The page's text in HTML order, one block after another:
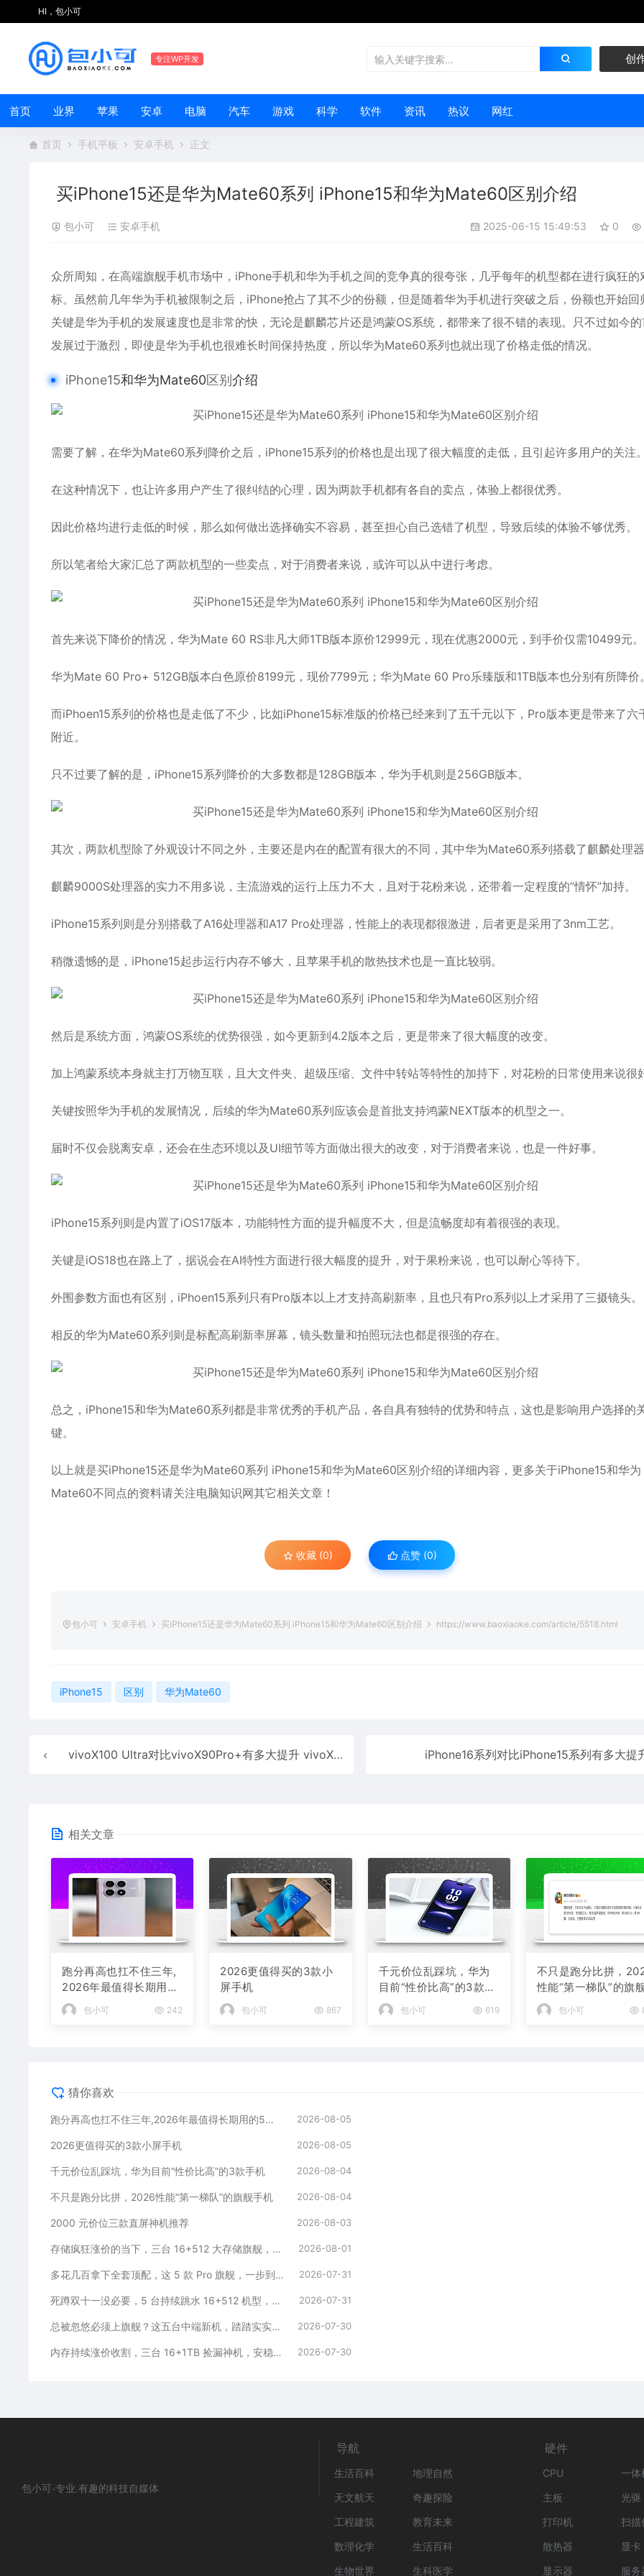
HI，包小可
专注WP开发 创
首页 业界 苹果 安卓 电脑 汽车 游戏 科学 软件 资讯 热议 网红
首页 手机平板 安卓手机 正文
买iPhone15还是华为Mate60系列 iPhone15和华为Mate60区别介绍
包小可 安卓手机 2025-06-15 15:49:53 0
众所周知，在高端旗舰手机市场中，iPhone手机和华为手机之间的竞争真的很夸张，几乎每年的机型都在进行疯狂的
标。虽然前几年华为手机被限制之后，iPhone抢占了其不少的份额，但是随着华为手机进行突破之后，份额也开始回
关键是华为手机的发展速度也是非常的快，无论是麒麟芯片还是鸿蒙OS系统，都带来了很不错的表现。只不过如今
发展过于激烈，即使是华为手机也很难长时间保持热度，所以华为Mate60系列也就出现了价格走低的情况。
iPhone15和华为Mate60区别介绍
需要了解，在华为Mate60系列降价之后，iPhone15系列的价格也是出现了很大幅度的走低，且引起许多用户的关注
在这种情况下，也让许多用户产生了很纠结的心理，因为两款手机都有各自的卖点，体验上都很优秀。
因此价格均进行走低的时候，那么如何做出选择确实不容易，甚至担心自己选错了机型，导致后续的体验不够优秀。
所以笔者给大家汇总了两款机型的一些卖点，对于消费者来说，或许可以从中进行考虑。
首先来说下降价的情况，华为Mate 60 RS非凡大师1TB版本原价12999元，现在优惠2000元，到手价仅需10499元。
华为Mate 60 Pro+ 512GB版本白色原价8199元，现价7799元；华为Mate 60 Pro乐臻版和1TB版本也分别有所降价
而iPhoen15系列的价格也是走低了不少，比如iPhone15标准版的价格已经来到了五千元以下，Pro版本更是带来了六
附近。
只不过要了解的是，iPhone15系列降价的大多数都是128GB版本，华为手机则是256GB版本。
其次，两款机型除了外观设计不同之外，主要还是内在的配置有很大的不同，其中华为Mate60系列搭载了麒麟处理
麒麟9000S处理器的实力不用多说，主流游戏的运行上压力不大，且对于花粉来说，还带着一定程度的“情怀”加持。
iPhone15系列则是分别搭载了A16处理器和A17 Pro处理器，性能上的表现都很激进，后者更是采用了3nm工艺。
稍微遗憾的是，iPhone15起步运行内存不够大，且苹果手机的散热技术也是一直比较弱。
然后是系统方面，鸿蒙OS系统的优势很强，如今更新到4.2版本之后，更是带来了很大幅度的改变。
加上鸿蒙系统本身就主打万物互联，且大文件夹、超级压缩、文件中转站等特性的加持下，对花粉的日常使用来说很
关键按照华为手机的发展情况，后续的华为Mate60系列应该会是首批支持鸿蒙NEXT版本的机型之一。
届时不仅会脱离安卓，还会在生态环境以及UI细节等方面做出很大的改变，对于消费者来说，也是一件好事。
iPhone15系列则是内置了iOS17版本，功能特性方面的提升幅度不大，但是流畅度却有着很强的表现。
关键是iOS18也在路上了，据说会在AI特性方面进行很大幅度的提升，对于果粉来说，也可以耐心等待下。
外围参数方面也有区别，iPhoen15系列只有Pro版本以上才支持高刷新率，且也只有Pro系列以上才采用了三摄镜头。
相反的华为Mate60系列则是标配高刷新率屏幕，镜头数量和拍照玩法也都是很强的存在。
总之，iPhone15和华为Mate60系列都是非常优秀的手机产品，各自具有独特的优势和特点，这也是影响用户选择的
键。
以上就是买iPhone15还是华为Mate60系列 iPhone15和华为Mate60区别介绍的详细内容，更多关于iPhone15和华为
Mate60不同点的资料请关注电脑知识网其它相关文章！
收藏 (0) 点赞 (0)
包小可 安卓手机 买iPhone15还是华为Mate60系列 iPhone15和华为Mate60区别介绍 https://www.baoxiaoke.com/article/5518.html
iPhone15 区别 华为Mate60
vivoX100 Ultra对比vivoX90Pro+有多大提升 vivoX100 Ultra和vivoX90Pro+对比详解 iPhone16系列对比iPhone15系列有多大提
相关文章
跑分再高也扛不住三年,
2026年最值得长期用的
5款手机
包小可 242
2026更值得买的3款小
屏手机
包小可 867
千元价位乱踩坑，华为
目前“性价比高”的3款手
机
包小可 619
不只是跑分比拼，
性能“第一梯队”的旗
机
包小可
猜你喜欢
跑分再高也扛不住三年,2026年最值得长期用的5款手机 2026-08-05
2026更值得买的3款小屏手机 2026-08-05
千元价位乱踩坑，华为目前“性价比高”的3款手机 2026-08-04
不只是跑分比拼，2026性能“第一梯队”的旗舰手机 2026-08-04
2000 元价位三款直屏神机推荐 2026-08-03
存储疯狂涨价的当下，三台 16+512 大存储旗舰，一步告别清内存内耗 2026-08-01
多花几百拿下全套顶配，这 5 款 Pro 旗舰，一步到位用好多年 2026-07-31
死蹲双十一没必要，5 台持续跳水 16+512 机型，一步稳用五年 2026-07-31
总被忽悠必须上旗舰？这五台中端新机，踏踏实实流畅五年 2026-07-30
内存持续涨价收割，三台 16+1TB 捡漏神机，安稳流畅用五年 2026-07-30
包小可-专业.有趣的科技自媒体
导航
生活百科
地理自然
天文航天
奇趣探险
工程建筑
教育未来
数理化学
生活百科
生物世界
生科医学
硬件
CPU
一体
主板
光驱
打印机
扫描
散热器
显卡
显示器
服务